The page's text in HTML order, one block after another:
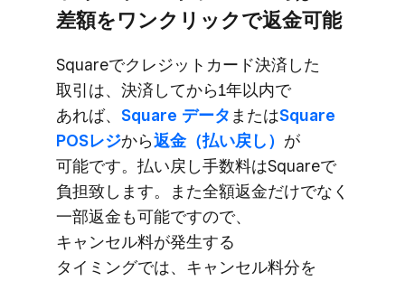
差額を​ワンクリックで​返金可能
Squareで​クレジットカード決済した​
取引は、​決済してから​1年以内で​
あれば、 ​Square データ または​Square
POSレジから​返金​（払い戻し） が​
可能です。​払い戻し手数料は​Squareで​
負担致します。​また​全額​返金だけでなく​
一部​返金も​可能ですので、​
キャンセル料が​発生する​
タイミングでは、​キャンセル料分を​